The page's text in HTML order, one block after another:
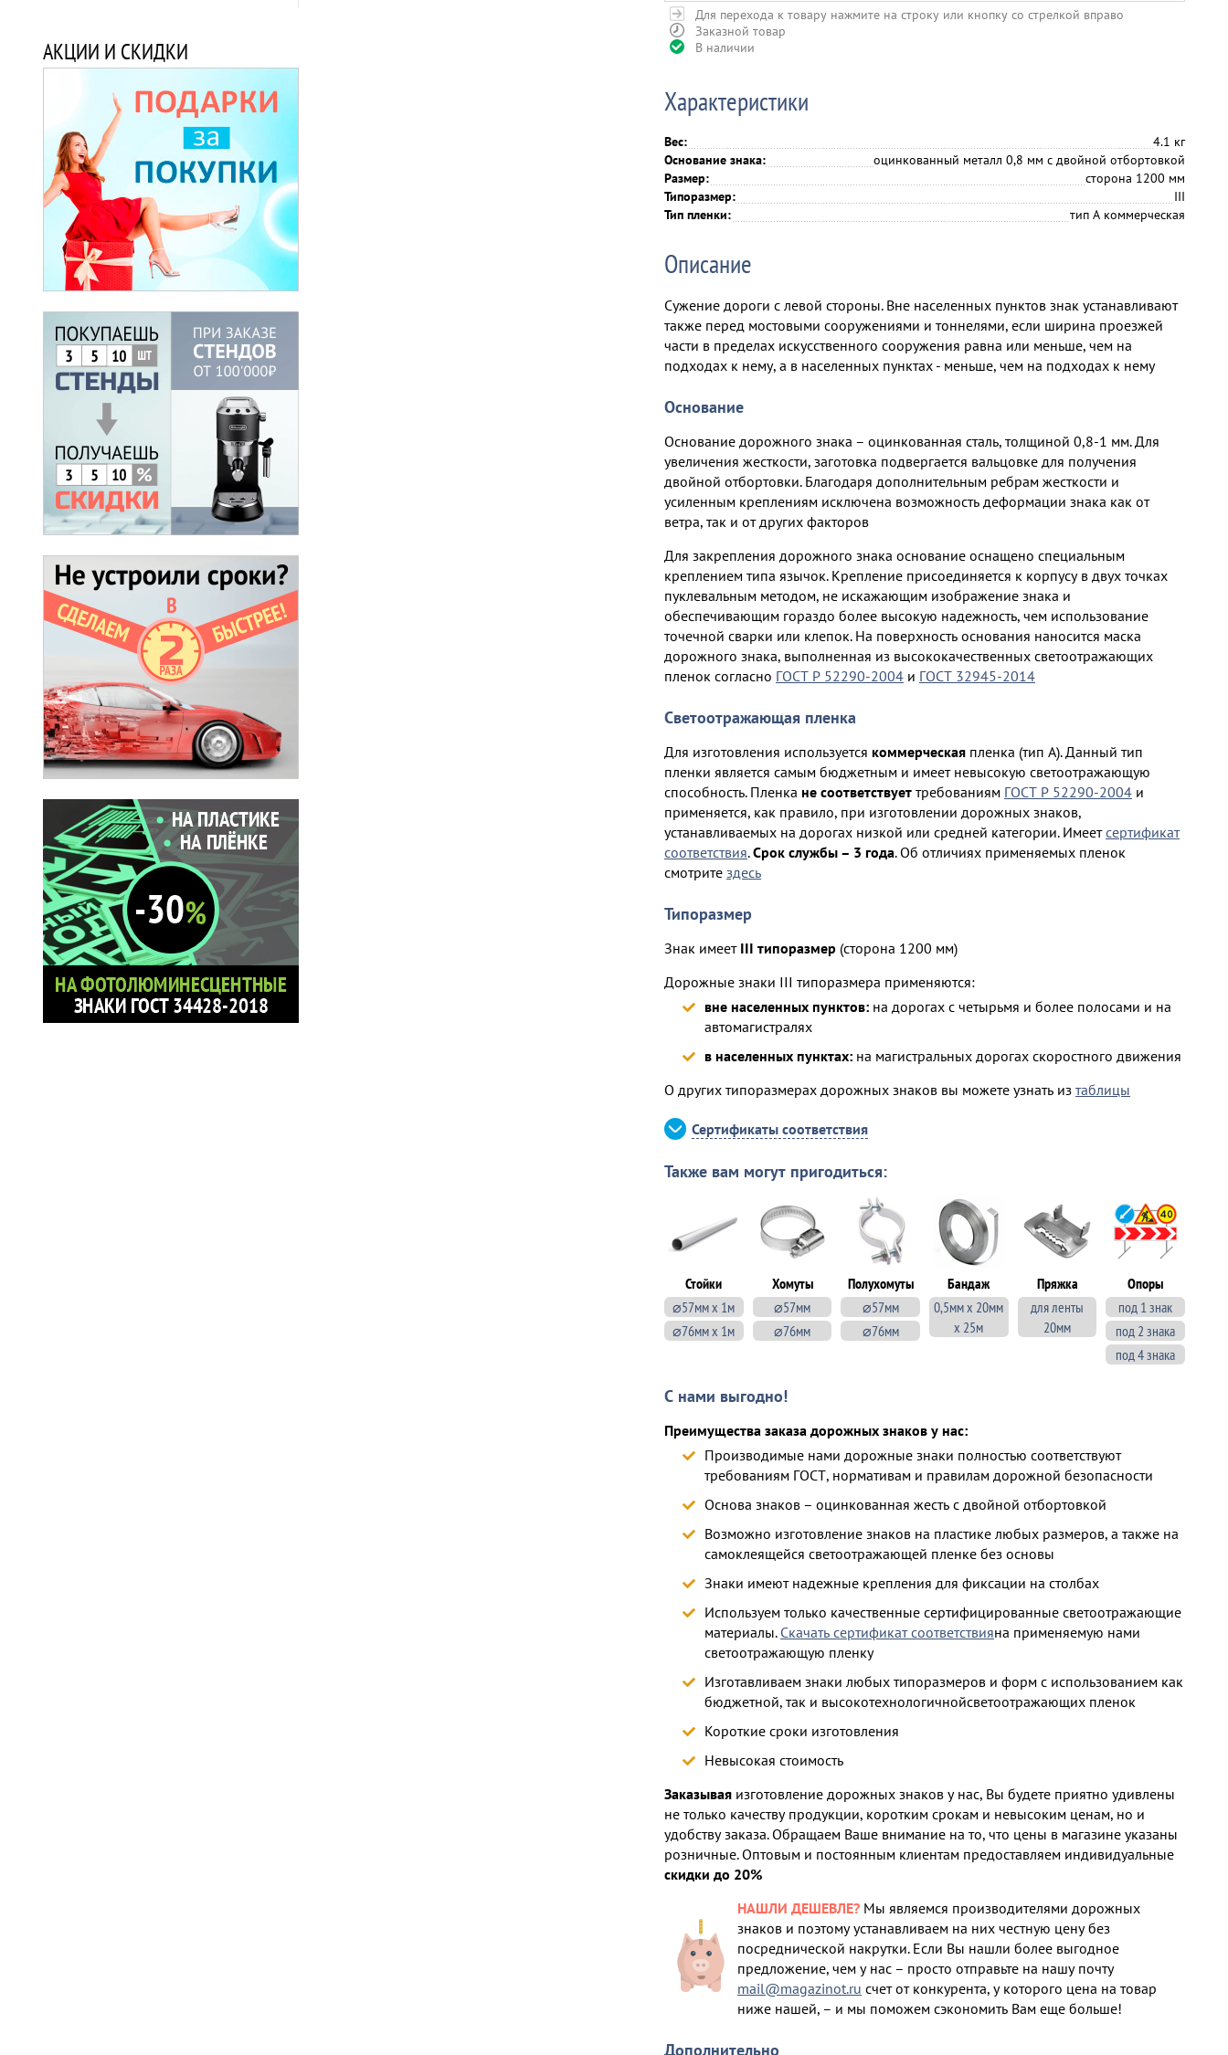
АКЦИИ И СКИДКИ
Для перехода к товару нажмите на строку или кнопку со стрелкой вправо
Заказной товар
В наличии
Характеристики
Вес:
4.1 кг
Основание знака:
оцинкованный металл 0,8 мм с двойной отбортовкой
Размер:
сторона 1200 мм
Типоразмер:
III
Тип пленки:
тип А коммерческая
Описание
Сужение дороги с левой стороны. Вне населенных пунктов знак устанавливают
также перед мостовыми сооружениями и тоннелями, если ширина проезжей
части в пределах искусственного сооружения равна или меньше, чем на
подходах к нему, а в населенных пунктах - меньше, чем на подходах к нему
Основание
Основание дорожного знака – оцинкованная сталь, толщиной 0,8-1 мм. Для
увеличения жесткости, заготовка подвергается вальцовке для получения
двойной отбортовки. Благодаря дополнительным ребрам жесткости и
усиленным креплениям исключена возможность деформации знака как от
ветра, так и от других факторов
Для закрепления дорожного знака основание оснащено специальным
креплением типа язычок. Крепление присоединяется к корпусу в двух точках
пуклевальным методом, не искажающим изображение знака и
обеспечивающим гораздо более высокую надежность, чем использование
точечной сварки или клепок. На поверхность основания наносится маска
дорожного знака, выполненная из высококачественных светоотражающих
пленок согласно ГОСТ Р 52290-2004 и ГОСТ 32945-2014
Светоотражающая пленка
Для изготовления используется кoммepчecкая пленка (тип А). Данный тип
пленки является самым бюджетным и имеет невысокую светоотражающую
способность. Пленка не соответствует требованиям ГОСТ Р 52290-2004 и
применяется, как правило, при изготовлении дорожных знаков,
устанавливаемых на дорогах низкой или средней категории. Имеетсертификат
соответствия.Срок службы – 3 года. Об отличиях применяемых пленок
смотрите здесь
Типоразмер
Знак имеет III типоразмер (сторона 1200 мм)
Дорожные знаки III типоразмера применяются:
вне населенных пунктов: на дорогах с четырьмя и более полосами и на
автомагистралях
в населенных пунктах: на магистральных дорогах скоростного движения
О других типоразмерах дорожных знаков вы можете узнать из таблицы
Сертификаты соответствия
Также вам могут пригодиться:
Стойки
⌀57мм х 1м
⌀76мм х 1м
Хомуты
⌀57мм
⌀76мм
Полухомуты
⌀57мм
⌀76мм
Бандаж
0,5мм х 20мм
х 25м
Пряжка
для ленты
20мм
Опоры
под 1 знак
под 2 знака
под 4 знака
С нами выгодно!
Преимущества заказа дорожных знаков у нас:
Производимые нами дорожные знаки полностью соответствуют
требованиям ГОСТ, нормативам и правилам дорожной безопасности
Основа знаков – оцинкованная жесть с двойной отбортовкой
Возможно изготовление знаков на пластике любых размеров, а также на
самоклеящейся светоотражающей пленке без основы
Знаки имеют надежные крепления для фиксации на столбах
Используем только качественные сертифицированные светоотражающие
материалы. Скачать сертификат соответствияна применяемую нами
светоотражающую пленку
Изготавливаем знаки любых типоразмеров и форм с использованием как
бюджетной, так и высокотехнологичнойсветоотражающих пленок
Короткие сроки изготовления
Невысокая стоимость
Заказывая изготовление дорожных знаков у нас, Вы будете приятно удивлены
не только качеству продукции, коротким срокам и невысоким ценам, но и
удобству заказа. Обращаем Ваше внимание на то, что цены в магазине указаны
розничные. Оптовым и постоянным клиентам предоставляем индивидуальные
скидки до 20%
НАШЛИ ДЕШЕВЛЕ? Мы являемся производителями дорожных
знаков и поэтому устанавливаем на них честную цену без
посреднической накрутки. Если Вы нашли более выгодное
предложение, чем у нас – просто отправьте на нашу почту
mail@magazinot.ru счет от конкурента, у которого цена на товар
ниже нашей, – и мы поможем сэкономить Вам еще больше!
Дополнительно